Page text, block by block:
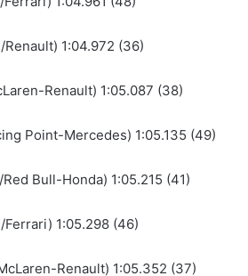
1:04.972 (36)
Renault) 1:05.087 (38)
Point-Mercedes) 1:05.135 (49)
Bull-Honda) 1:05.215 (41)
1:05.298 (46)
Renault) 1:05.352 (37)